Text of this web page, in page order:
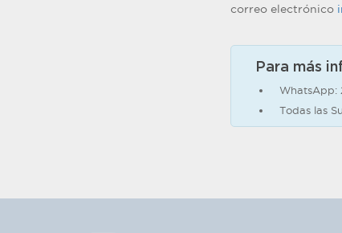
correo electrónico
Para más
WhatsApp:
Todas las